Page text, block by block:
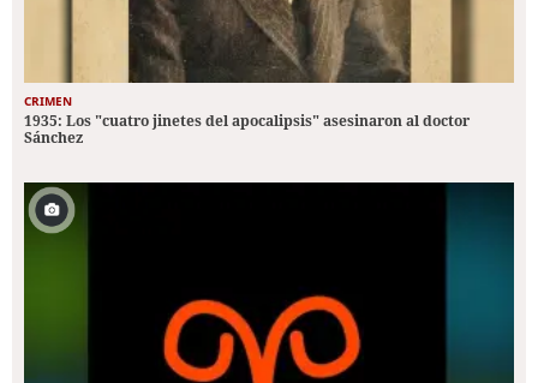
CRIMEN
1935: Los "cuatro jinetes del apocalipsis" asesinaron al doctor
Sánchez